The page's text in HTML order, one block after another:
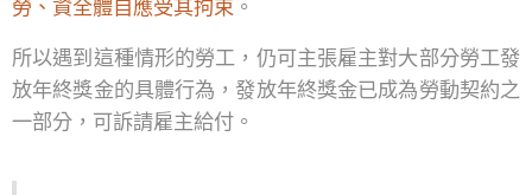
勞、資全體自應受其拘束 。
所以遇到這種情形的勞工，仍可主張雇主對大部分勞工發
放年終獎金的具體行為，發放年終獎金已成為勞動契約之
一部分，可訴請雇主給付。